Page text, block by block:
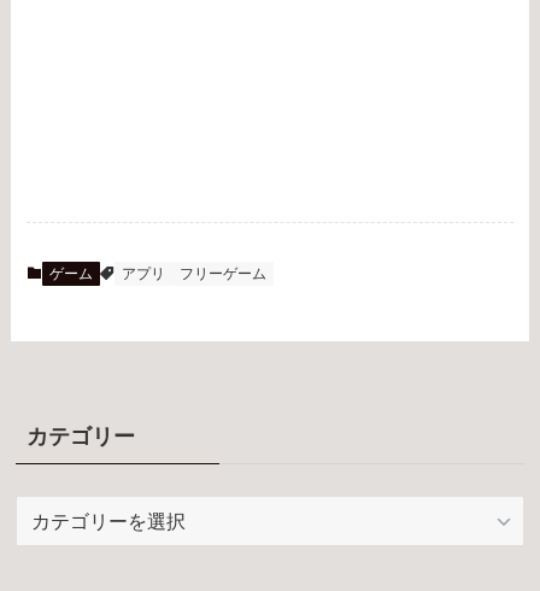
ゲーム アプリ フリーゲーム
カテゴリー